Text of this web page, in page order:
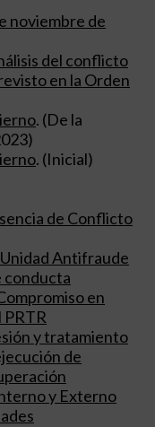
noviembre de
del conflicto
en la Orden
. (De la
. (Inicial)
de Conflicto
Antifraude
conducta
en
PRTR
y tratamiento
de
y Externo